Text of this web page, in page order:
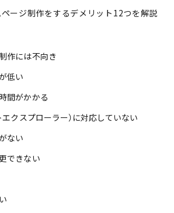
ージ制作をするデメリット12つを解説
作には不向き
低い
間がかかる
エクスプローラー）に対応していない
ない
できない